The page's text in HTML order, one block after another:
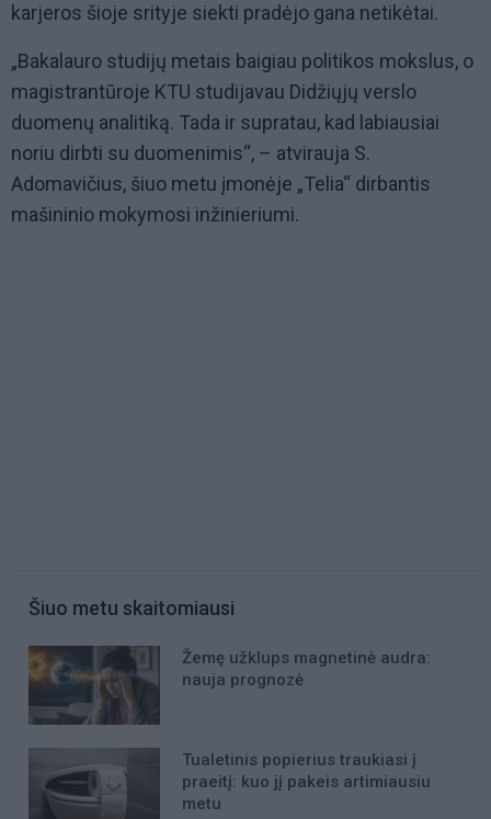
karjeros šioje srityje siekti pradėjo gana netikėtai.
„Bakalauro studijų metais baigiau politikos mokslus, o
magistrantūroje KTU studijavau Didžiųjų verslo
duomenų analitiką. Tada ir supratau, kad labiausiai
noriu dirbti su duomenimis“, – atvirauja S.
Adomavičius, šiuo metu įmonėje „Telia“ dirbantis
mašininio mokymosi inžinieriumi.
Šiuo metu skaitomiausi
Žemę užklups magnetinė audra:
nauja prognozė
Tualetinis popierius traukiasi į
praeitį: kuo jį pakeis artimiausiu
metu